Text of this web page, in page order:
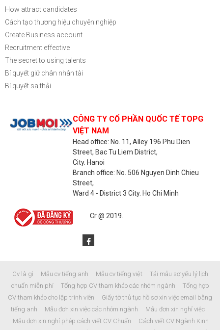
How attract candidates
Cách tạo thương hiệu chuyên nghiệp
Create Business account
Recruitment effective
The secret to using talents
Bí quyết giữ chân nhân tài
Bí quyết sa thải
CÔNG TY CỔ PHẦN QUỐC TẾ TOPG
VIỆT NAM
Head office: No. 11, Alley 196 Phu Dien
Street, Bac Tu Liem District,
City. Hanoi
Branch office: No. 506 Nguyen Dinh Chieu
Street,
Ward 4 - District 3 City. Ho Chi Minh
Cr @ 2019.
Cv là gì Mẫu cv tiếng anh Mẫu cv tiếng việt Tải mẫu sơ yếu lý lịch
chuẩn miễn phí Tổng hợp CV tham khảo các nhóm ngành Tổng hợp
CV tham khảo cho lập trình viên Giấy tờ thủ tục hồ sơ xin việc email bằng
tiếng anh Mẫu đơn xin việc các nhóm ngành Mẫu đơn xin nghỉ việc
Mẫu đơn xin nghỉ phép cách viết CV Chuẩn Cách viết CV Ngành Kinh